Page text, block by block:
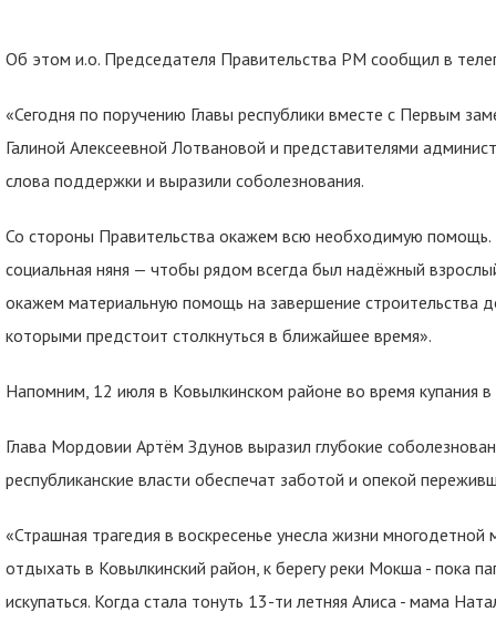
Об этом и.о. Председателя Правительства РМ сообщил в
«Сегодня по поручению Главы республики вместе с Первым
Галиной Алексеевной Лотвановой и представителями
слова поддержки и выразили соболезнования.
Со стороны Правительства окажем всю необходимую
социальная няня — чтобы рядом всегда был надёжный
окажем материальную помощь на завершение строительства
которыми предстоит столкнуться в ближайшее время».
Напомним, 12 июля в Ковылкинском районе во время купания
Глава Мордовии Артём Здунов выразил глубокие
республиканские власти обеспечат заботой и опекой
«Страшная трагедия в воскресенье унесла жизни
отдыхать в Ковылкинский район, к берегу реки Мокша - пока
искупаться. Когда стала тонуть 13-ти летняя Алиса - мама